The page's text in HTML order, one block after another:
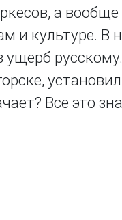
а
и культуре. В
ущерб
Все это